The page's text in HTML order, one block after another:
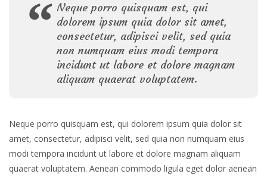
Neque porro quisquam est, qui
dolorem ipsum quia dolor sit amet,
consectetur, adipisci velit, sed quia
non numquam eius modi tempora
incidunt ut labore et dolore magnam
aliquam quaerat voluptatem.
Neque porro quisquam est, qui dolorem ipsum quia dolor sit
amet, consectetur, adipisci velit, sed quia non numquam eius
modi tempora incidunt ut labore et dolore magnam aliquam
quaerat voluptatem. Aenean commodo ligula eget dolor aenean